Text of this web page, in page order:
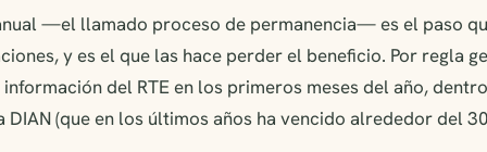
—el llamado proceso de permanencia— es el paso
y es el que las hace perder el beneficio. Por regla
del RTE en los primeros meses del año,
DIAN (que en los últimos años ha vencido alrededor del